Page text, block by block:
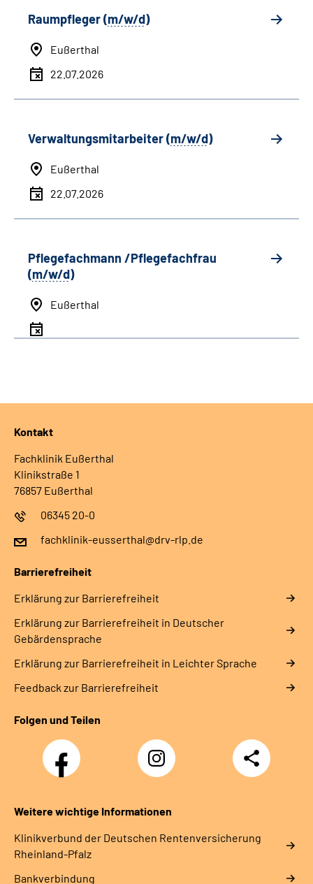
Raumpfleger (m/w/d)
Eußerthal
22.07.2026
Verwaltungsmitarbeiter (m/w/d)
Eußerthal
22.07.2026
Pflegefachmann /Pflegefachfrau
(m/w/d)
Eußerthal
Kontakt
Fachklinik Eußerthal
Klinikstraße 1
76857 Eußerthal
06345 20-0
fachklinik-eusserthal@drv-rlp.de
Barrierefreiheit
Erklärung zur Barrierefreiheit
Erklärung zur Barrierefreiheit in Deutscher
Gebärdensprache
Erklärung zur Barrierefreiheit in Leichter Sprache
Feedback zur Barrierefreiheit
Folgen und Teilen
Facebook
Instagram
DRV
Nachwuchskräfte
Teilen
Weitere wichtige Informationen
Klinikverbund der Deutschen Rentenversicherung
Rheinland-Pfalz
Bankverbindung